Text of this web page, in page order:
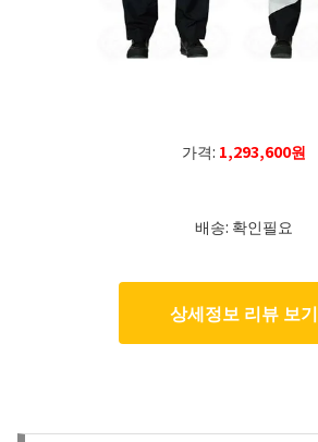
가격: 1,293,600원
배송: 확인필요
상세정보 리뷰 보기